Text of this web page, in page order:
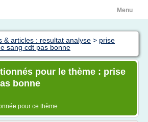
Menu
& articles : resultat analyse > prise
sang cdt pas bonne
pour le thème : prise
bonne
pour ce thème